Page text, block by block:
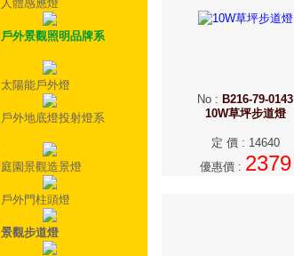
人體感應燈
戶外景觀照明品牌系
太陽能戶外燈
戶外地底燈投射燈系
庭園景觀造景燈
戶外門柱頭燈
景觀步道燈
No : B216-79-0143
10W草坪步道燈
定 價: 14640
優惠價: 2379